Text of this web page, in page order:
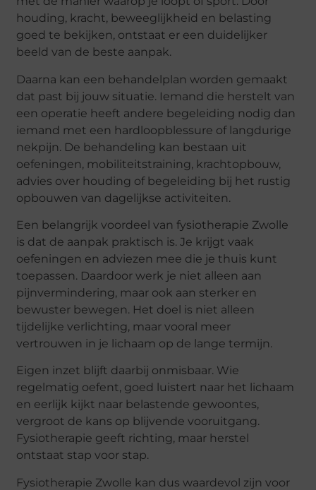
houding, kracht, beweeglijkheid en belasting
goed te bekijken, ontstaat er een duidelijker
beeld van de beste aanpak.
Daarna kan een behandelplan worden gemaakt
dat past bij jouw situatie. Iemand die herstelt van
een operatie heeft andere begeleiding nodig dan
iemand met een hardloopblessure of langdurige
nekpijn. De behandeling kan bestaan uit
oefeningen, mobiliteitstraining, krachtopbouw,
advies over houding of begeleiding bij het rustig
opbouwen van dagelijkse activiteiten.
Een belangrijk voordeel van fysiotherapie Zwolle
is dat de aanpak praktisch is. Je krijgt vaak
oefeningen en adviezen mee die je thuis kunt
toepassen. Daardoor werk je niet alleen aan
pijnvermindering, maar ook aan sterker en
bewuster bewegen. Het doel is niet alleen
tijdelijke verlichting, maar vooral meer
vertrouwen in je lichaam op de lange termijn.
Eigen inzet blijft daarbij onmisbaar. Wie
regelmatig oefent, goed luistert naar het lichaam
en eerlijk kijkt naar belastende gewoontes,
vergroot de kans op blijvende vooruitgang.
Fysiotherapie geeft richting, maar herstel
ontstaat stap voor stap.
Fysiotherapie Zwolle kan dus waardevol zijn voor